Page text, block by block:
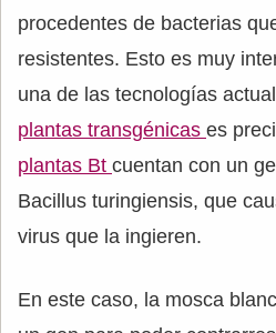
procedentes de bacterias
resistentes. Esto es muy
una de las tecnologías
plantas transgénicas es
plantas Bt cuentan con un
Bacillus turingiensis, que
virus que la ingieren.
En este caso, la mosca